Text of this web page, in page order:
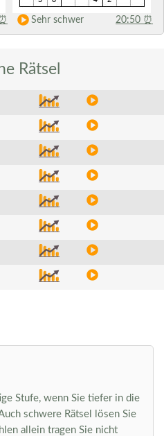
Sehr schwer 20:50 ⏰
Rätsel
Stufe, wenn Sie tiefer in die
schwere Rätsel lösen Sie
allein tragen Sie nicht